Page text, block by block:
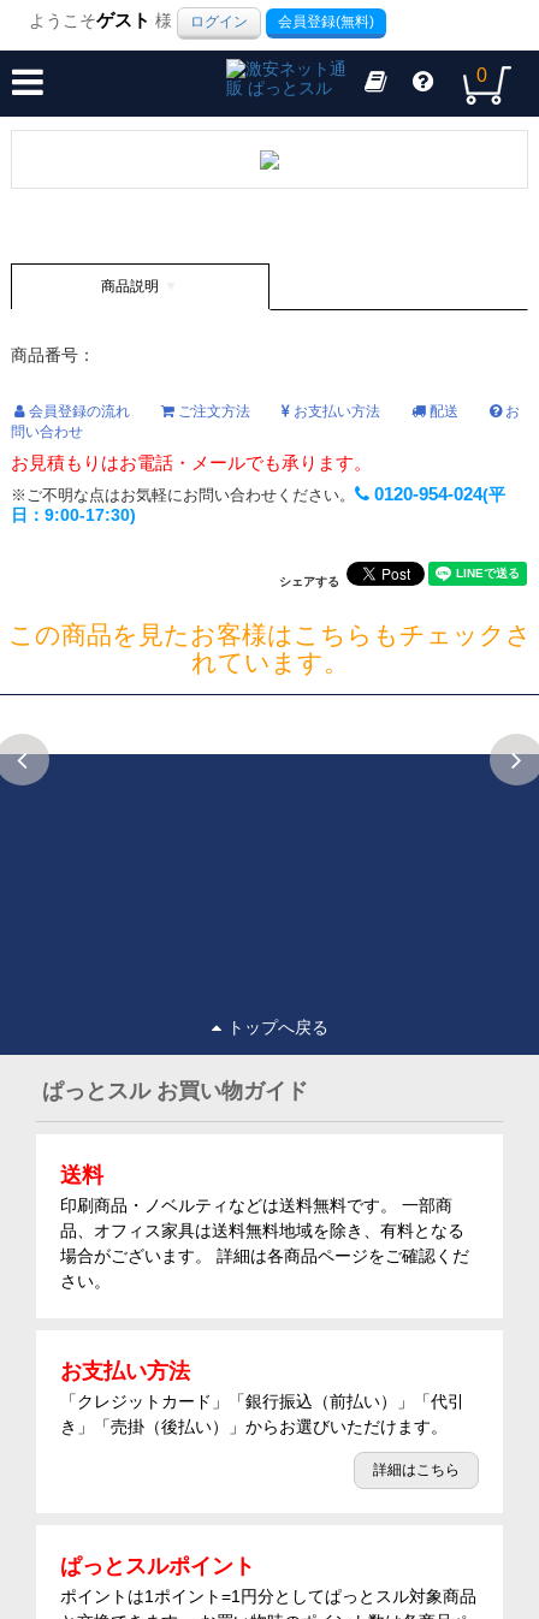
ようこそゲスト 様 ログイン 会員登録(無料)
0
商品説明
商品番号：
会員登録の流れ ご注文方法 お支払い方法 配送
お
問い合わせ
お見積もりはお電話・メールでも承ります。
※ご不明な点はお気軽にお問い合わせください。 0120-954-024(平
日：9:00-17:30)
シェアする
この商品を見たお客様はこちらもチェックさ
れています。
トップへ戻る
ぱっとスル お買い物ガイド
送料
印刷商品・ノベルティなどは送料無料です。 一部商
品、オフィス家具は送料無料地域を除き、有料となる
場合がございます。 詳細は各商品ページをご確認くだ
さい。
お支払い方法
「クレジットカード」「銀行振込（前払い）」「代引
き」「売掛（後払い）」からお選びいただけます。
詳細はこちら
ぱっとスルポイント
ポイントは1ポイント=1円分としてぱっとスル対象商品